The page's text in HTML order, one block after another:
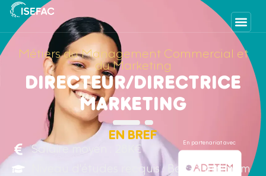
Métiers du Management Commercial et
du Marketing
DIRECTEUR/DIRECTRICE
MARKETING
EN BREF
Salaire moyen : 28K€
Niveau d'études recquis : Bac+3 minimum
En partenariat avec